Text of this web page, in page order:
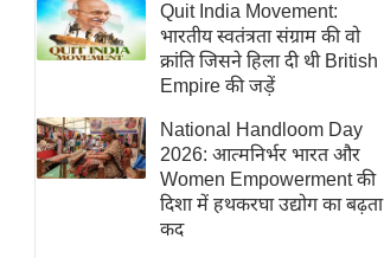
मिसाल बेमिसाल
शख्सियत
यंग इंडिया
साहित्य जगत
ऑटो वर्ल्ड
न्यूज ब्रीफ
मनोरंजन जगत
Quit India Movement:
भारतीय स्वतंत्रता संग्राम की वो
क्रांति जिसने हिला दी थी British
Empire की जड़ें
National Handloom Day
2026: आत्मनिर्भर भारत और
Women Empowerment की
दिशा में हथकरघा उद्योग का बढ़ता
कद